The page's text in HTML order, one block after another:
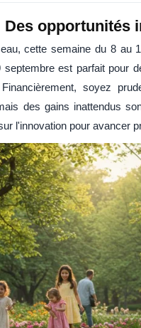
opportunités
cette semaine du 8 au
est parfait pour
soyez
des gains inattendus
l'innovation pour avancer